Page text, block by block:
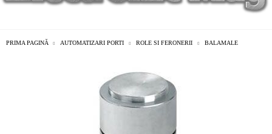
PRIMA PAGINĂ AUTOMATIZARI PORTI ROLE SI FERONERII BALAMALE